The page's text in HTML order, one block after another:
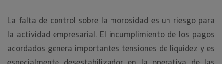
La falta de control sobre la morosidad es un riesgo para
la actividad empresarial. El incumplimiento de los pagos
acordados genera importantes tensiones de liquidez y es